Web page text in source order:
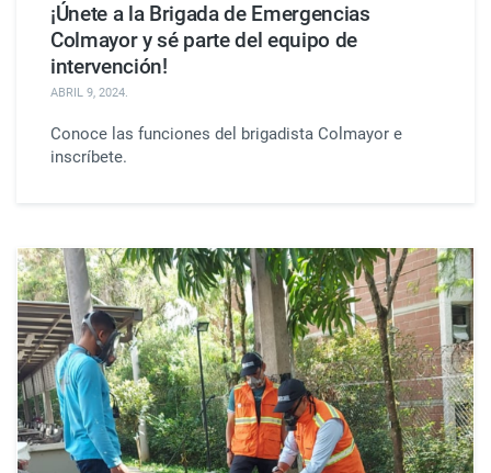
¡Únete a la Brigada de Emergencias
Colmayor y sé parte del equipo de
intervención!
ABRIL 9, 2024.
Conoce las funciones del brigadista Colmayor e
inscríbete.